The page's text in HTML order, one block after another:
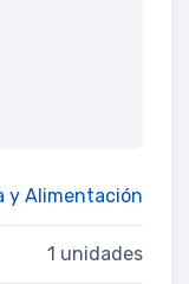
y Alimentación
1 unidades